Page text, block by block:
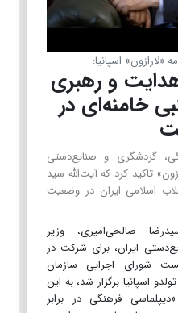
اسپانیا:
و رهبری
خامنه‌ای در
گردشگری و صنایع‌دستی
تاکید کرد که آیت‌الله سید
اسلامی ایران در وضعیت
صالحی‌امیری، وزیر
ایران، برای شرکت در
شورای اجرایی سازمان
اسپانیا برگزار شد، به این
فرهنگی در برابر